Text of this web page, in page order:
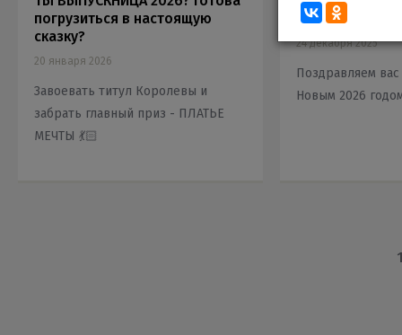
погрузиться в настоящую
сказку?
20 января 2026
Завоевать титул Королевы и
забрать главный приз - ПЛАТЬЕ
МЕЧТЫ 💃🏻
праздники!
24 декабря 2025
Поздравляем
Новым 2026